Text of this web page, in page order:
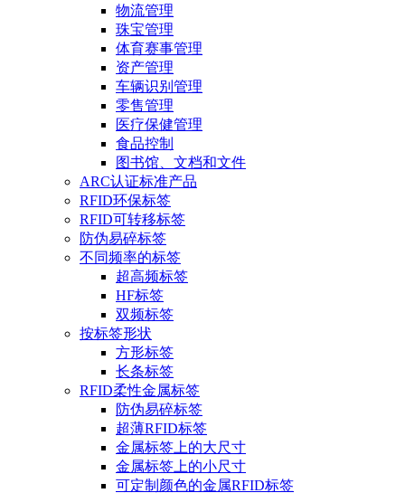
物流管理
珠宝管理
体育赛事管理
资产管理
车辆识别管理
零售管理
医疗保健管理
食品控制
图书馆、文档和文件
ARC认证标准产品
RFID环保标签
RFID可转移标签
防伪易碎标签
不同频率的标签
超高频标签
HF标签
双频标签
按标签形状
方形标签
长条标签
RFID柔性金属标签
防伪易碎标签
超薄RFID标签
金属标签上的大尺寸
金属标签上的小尺寸
可定制颜色的金属RFID标签